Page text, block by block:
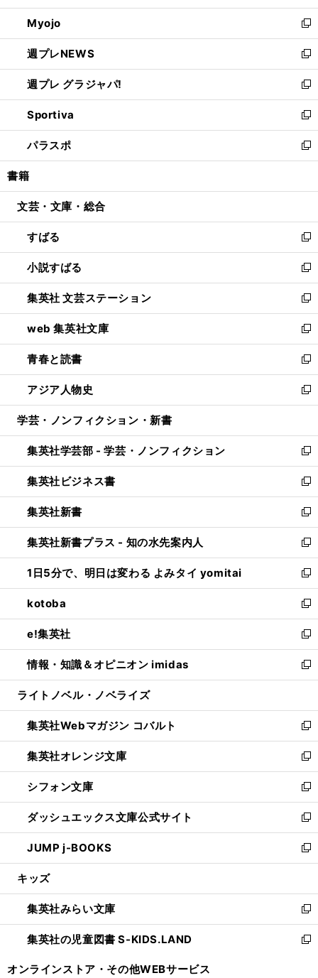
開
く
ウ
で
開
く
ン
ド
ウ
で
開
く
ウ
ィ
ン
ド
ウ
で
開
く
Myojo
新
し
い
ウ
ィ
ン
ド
ウ
で
開
週プレNEWS
新
し
い
ウ
ィ
ン
ド
ウ
開
週プレ グラジャパ!
新
し
い
ウ
ィ
ン
ウ
開
く
Sportiva
新
し
い
ウ
ン
ウ
で
開
く
パラスポ
新
し
ウ
ン
ド
ウ
で
開
く
書籍
文芸・文庫・総合
すばる
新
し
い
ウ
ィ
ン
ド
ウ
で
開
く
小説すばる
新
し
い
ウ
ィ
ン
ド
ウ
で
開
集英社 文芸ステーション
新
し
い
ウ
ィ
ン
ド
ウ
開
く
web 集英社文庫
新
し
い
ウ
ィ
ン
ウ
で
開
く
青春と読書
新
し
い
ウ
ン
ド
ウ
で
開
く
アジア人物史
新
し
ウ
ィ
ン
ド
ウ
で
開
く
学芸・ノンフィクション・新書
集英社学芸部 - 学芸・ノンフィクション
新
し
い
ウ
ィ
ン
ド
ウ
で
開
く
集英社ビジネス書
新
し
い
ウ
ィ
ン
ド
ウ
で
開
く
集英社新書
新
し
い
ウ
ィ
ン
ド
ウ
で
開
く
集英社新書プラス - 知の水先案内人
新
し
い
ウ
ィ
ン
ド
ウ
で
開
1日5分で、明日は変わる よみタイ yomitai
新
し
い
ウ
ィ
ン
ド
ウ
開
く
kotoba
新
し
い
ウ
ィ
ン
ウ
で
開
く
e!集英社
新
し
い
ウ
ン
ド
ウ
で
開
く
情報・知識＆オピニオン imidas
新
し
ウ
ィ
ン
ド
ウ
で
開
く
ライトノベル・ノベライズ
集英社Webマガジン コバルト
新
し
い
ウ
ィ
ン
ド
ウ
で
開
集英社オレンジ文庫
新
し
い
ウ
ィ
ン
ド
ウ
開
く
シフォン文庫
新
し
い
ウ
ィ
ン
ウ
で
開
く
ダッシュエックス文庫公式サイト
新
し
い
ウ
ン
ド
ウ
で
JUMP j-BOOKS
新
し
ウ
ィ
ン
ド
キッズ
集英社みらい文庫
新
し
い
集英社の児童図書 S-KIDS.LAND
新
オンラインストア・ その他WEBサービス